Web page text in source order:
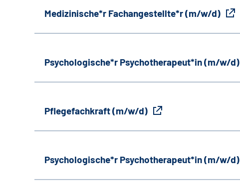
Medizinische*r Fachangestellte*r (m/w/d)
Psychologische*r Psychotherapeut*in (m/w/d)
Pflegefachkraft (m/w/d)
Psychologische*r Psychotherapeut*in (m/w/d)